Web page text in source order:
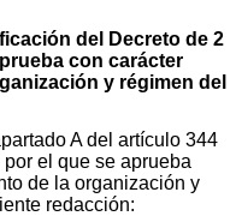
del Decreto de 2
con carácter
y régimen del
A del artículo 344
el que se aprueba
de la organización y
redacción: